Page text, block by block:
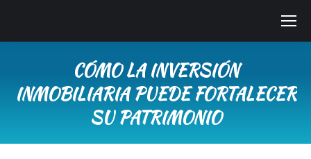
CÓMO LA INVERSIÓN
INMOBILIARIA PUEDE FORTALECER
SU PATRIMONIO